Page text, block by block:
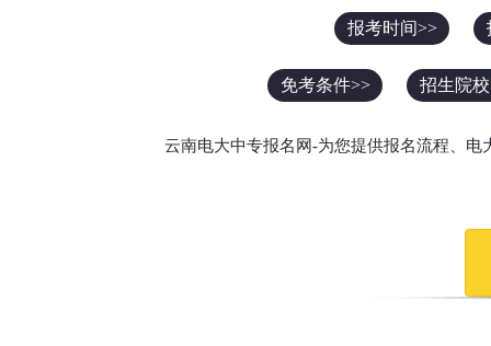
报考时间>>
免考条件>> 招生院
云南电大中专报名网-为您提供报名流程、